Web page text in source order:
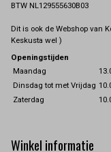
BTW NL129555630B03
Dit is ook de Webshop van
Keskusta wel )
Openingstijden
Maandag
Dinsdag tot met Vrijdag
Zaterdag
Winkel informatie